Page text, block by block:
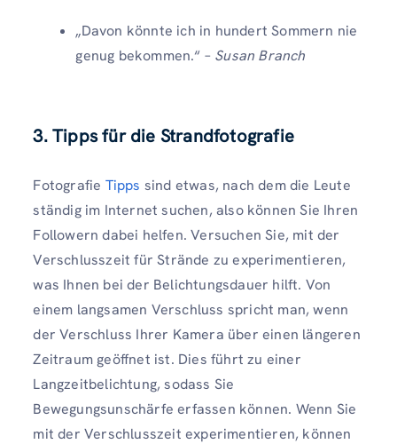
„Davon könnte ich in hundert Sommern nie
genug bekommen.“ – Susan Branch
3. Tipps für die Strandfotografie
Fotografie Tipps sind etwas, nach dem die Leute
ständig im Internet suchen, also können Sie Ihren
Followern dabei helfen. Versuchen Sie, mit der
Verschlusszeit für Strände zu experimentieren,
was Ihnen bei der Belichtungsdauer hilft. Von
einem langsamen Verschluss spricht man, wenn
der Verschluss Ihrer Kamera über einen längeren
Zeitraum geöffnet ist. Dies führt zu einer
Langzeitbelichtung, sodass Sie
Bewegungsunschärfe erfassen können. Wenn Sie
mit der Verschlusszeit experimentieren, können